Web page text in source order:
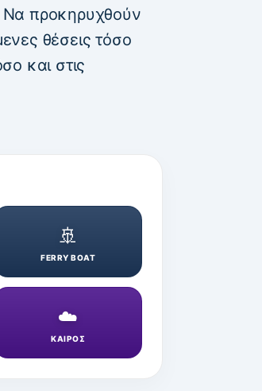
Να προκηρυχθούν
θέσεις τόσο
και στις
🚢
FERRY BOAT
☁️
ΚΑΙΡΟΣ